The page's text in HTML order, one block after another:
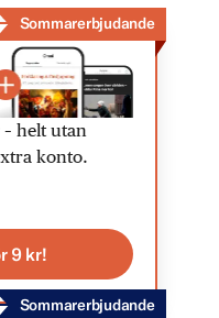
Sommarerbjudande
helt utan
konto.
9 kr!
Sommarerbjudande